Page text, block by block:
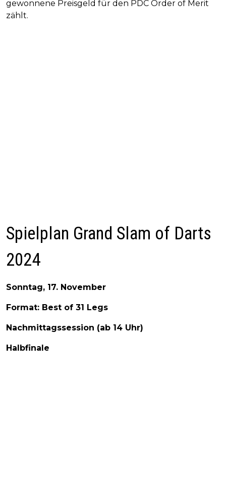
gewonnene Preisgeld für den PDC Order of Merit
zählt.
Spielplan Grand Slam of Darts
2024
Sonntag, 17. November
Format: Best of 31 Legs
Nachmittagssession (ab 14 Uhr)
Halbfinale